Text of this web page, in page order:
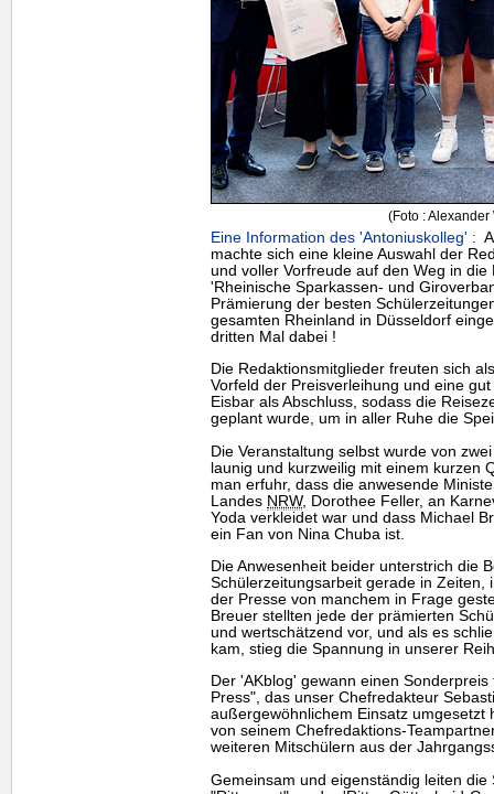
(Foto : Alexander
Eine Information des 'Antoniuskolleg' :
machte sich eine kleine Auswahl der
und voller Vorfreude auf den Weg in
'Rheinische Sparkassen- und
Prämierung der besten
gesamten Rheinland in Düsseldorf
dritten Mal dabei !
Die Redaktionsmitglieder freuten sich
Vorfeld der Preisverleihung und eine
Eisbar als Abschluss, sodass die
geplant wurde, um in aller Ruhe die
Die Veranstaltung selbst wurde von
launig und kurzweilig mit einem kurzen
man erfuhr, dass die anwesende
Landes NRW, Dorothee Feller, an
Yoda verkleidet war und dass Michael
ein Fan von Nina Chuba ist.
Die Anwesenheit beider unterstrich die
Schülerzeitungsarbeit gerade in Zeiten,
der Presse von manchem in Frage
Breuer stellten jede der prämierten
und wertschätzend vor, und als es
kam, stieg die Spannung in unserer
Der 'AKblog' gewann einen
Press", das unser Chefredakteur
außergewöhnlichem Einsatz umgesetzt
von seinem Chefredaktions-
weiteren Mitschülern aus der
Gemeinsam und eigenständig leiten